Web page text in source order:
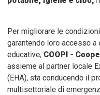
Per migliorare le
garantendo loro accesso
educative, COOPI -
assieme al partner locale
(EHA), sta conducendo il
multisettoriale di